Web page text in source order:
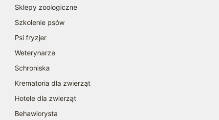
Sklepy zoologiczne
Szkolenie psów
Psi fryzjer
Weterynarze
Schroniska
Krematoria dla zwierząt
Hotele dla zwierząt
Behawiorysta